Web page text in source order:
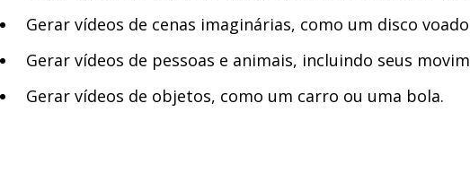
Gerar vídeos de cenas imaginárias, como um disco
Gerar vídeos de pessoas e animais, incluindo seus
Gerar vídeos de objetos, como um carro ou uma bola.